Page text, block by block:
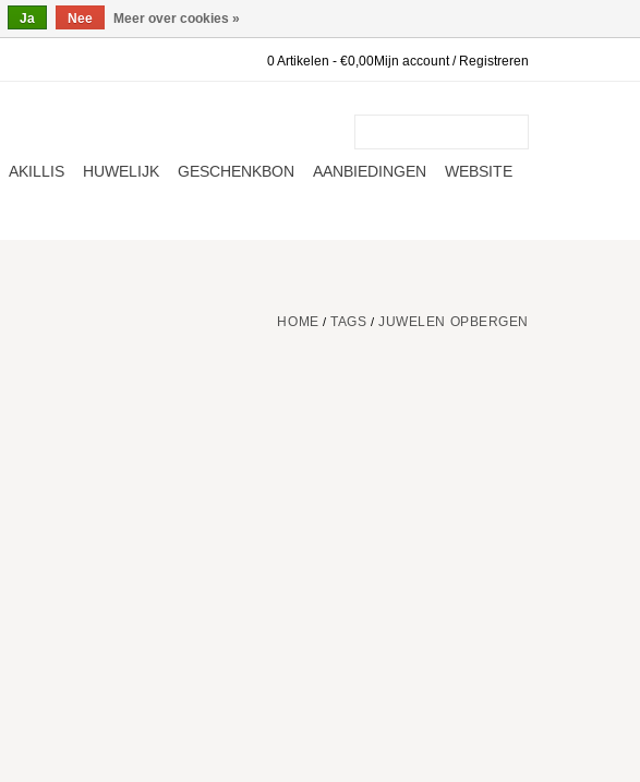
0 Artikelen - €0,00Mijn account / Registreren
AKILLIS HUWELIJK GESCHENKBON AANBIEDINGEN WEBSITE
HOME /TAGS /JUWELEN OPBERGEN
Ja Nee Meer over cookies »